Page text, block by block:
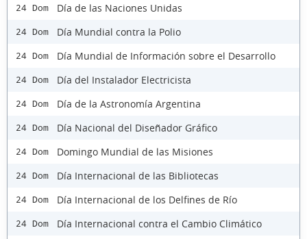
24 Dom Día de las Naciones Unidas
24 Dom Día Mundial contra la Polio
24 Dom Día Mundial de Información sobre el Desarrollo
24 Dom Día del Instalador Electricista
24 Dom Día de la Astronomía Argentina
24 Dom Día Nacional del Diseñador Gráfico
24 Dom Domingo Mundial de las Misiones
24 Dom Día Internacional de las Bibliotecas
24 Dom Día Internacional de los Delfines de Río
24 Dom Día Internacional contra el Cambio Climático